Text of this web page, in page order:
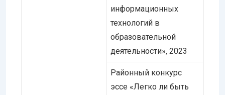
информационных
технологий в
образовательной
деятельности», 2023
Районный конкурс
эссе «Легко ли быть